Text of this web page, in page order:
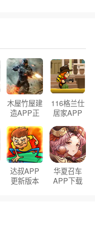
木屋竹屋建
造APP正
116格兰仕
居家APP
达叔APP
更新版本
华夏召车
APP下载